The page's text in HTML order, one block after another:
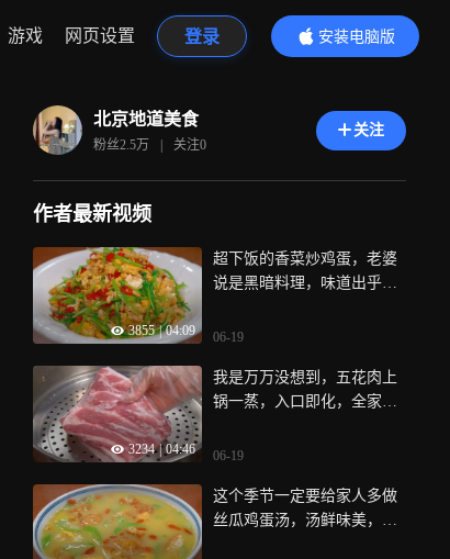
游戏 网页设置 登录
安装电脑版
内容更精彩
北京地道美食
粉丝2.5万 | 关注0
关注
作者最新视频
3855 | 04:09
超下饭的香菜炒鸡蛋，老婆
说是黑暗料理，味道出乎意
06-19
3234 | 04:46
我是万万没想到，五花肉上
锅一蒸，入口即化，全家都
06-19
这个季节一定要给家人多做
丝瓜鸡蛋汤，汤鲜味美，营